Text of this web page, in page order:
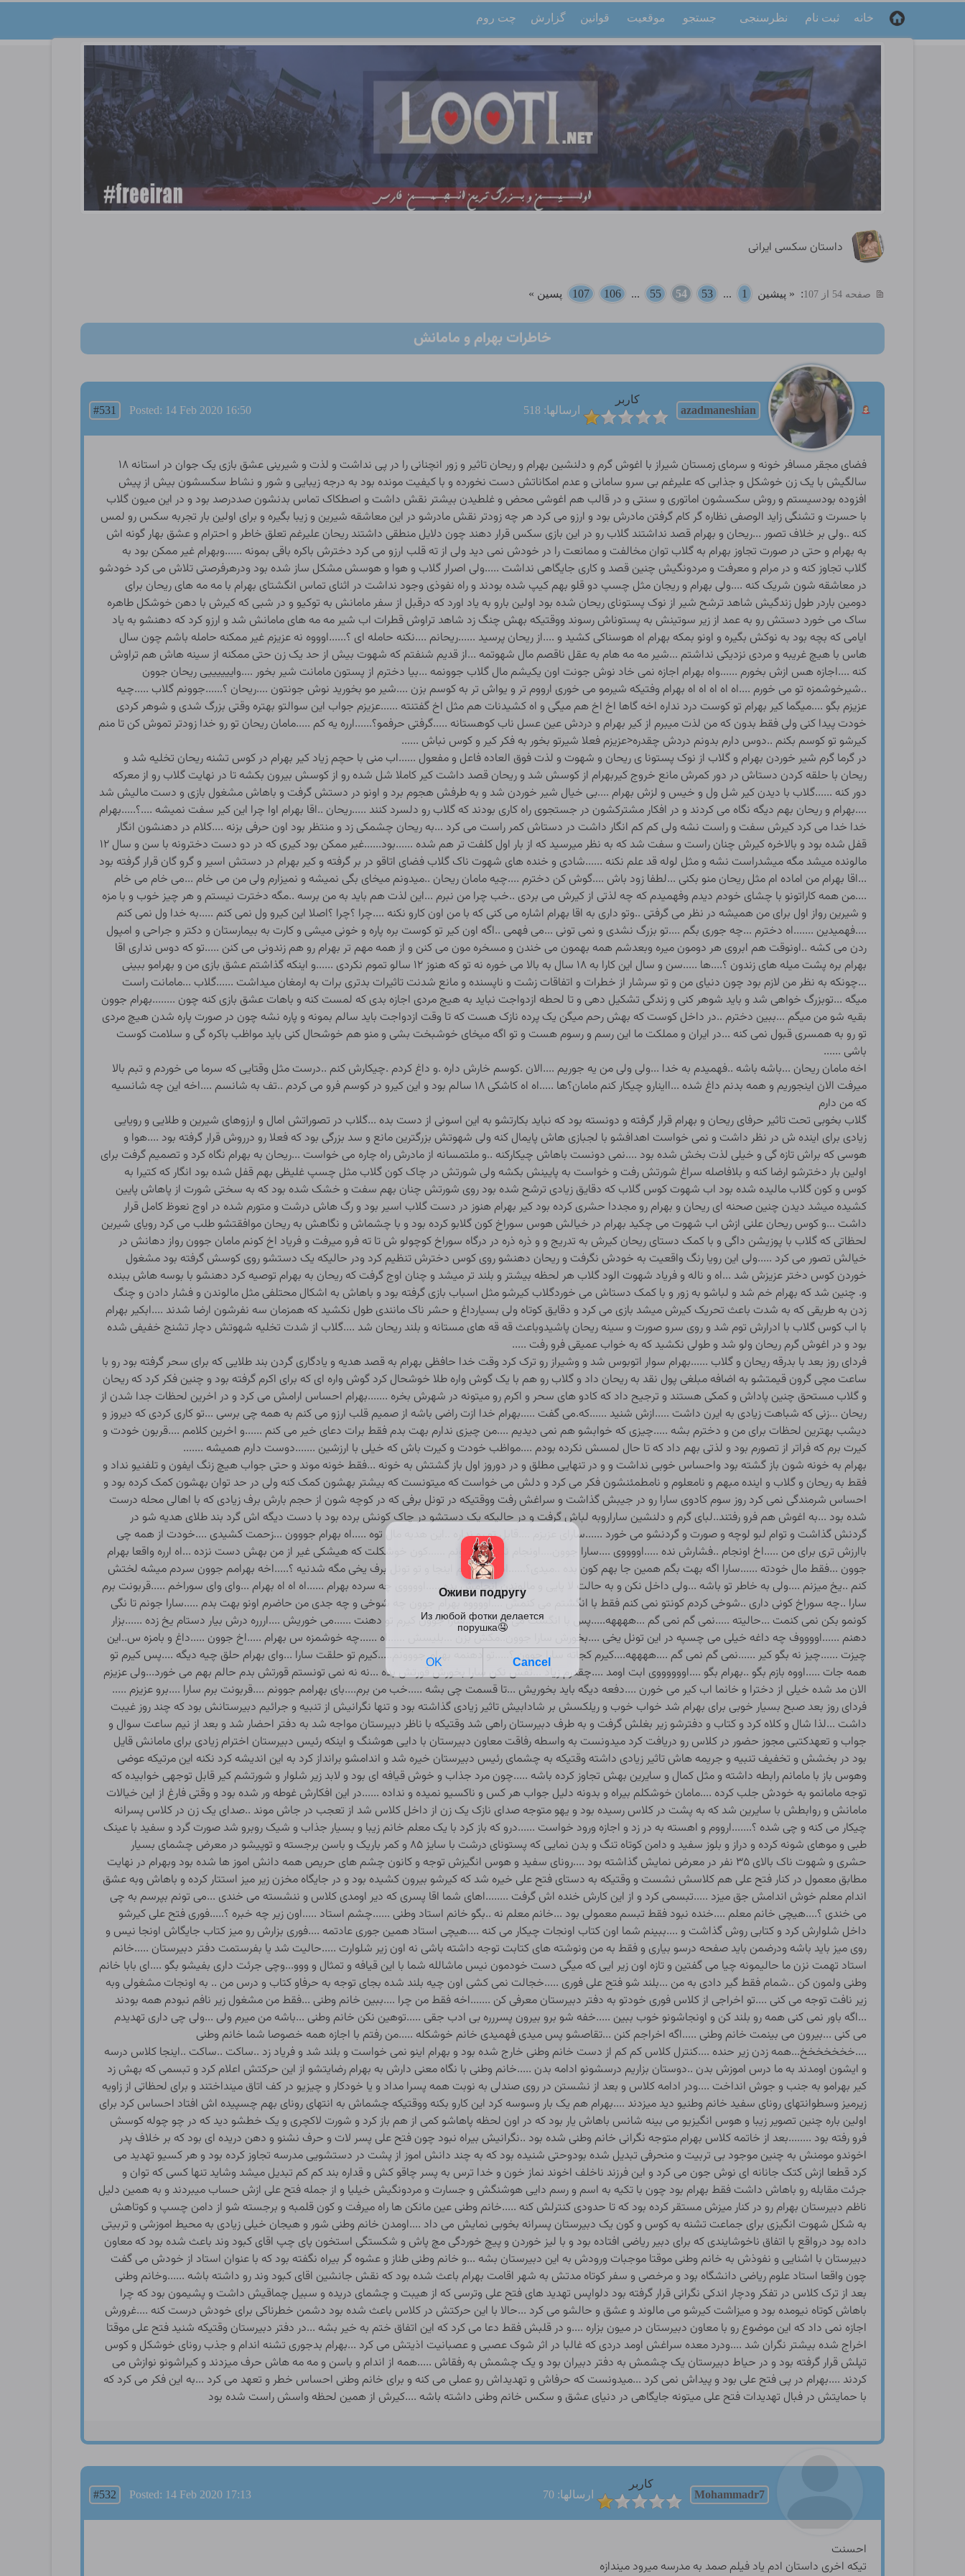
خانه ثبت نام نظرسنجی جستجو موقعیت قوانین گزارش چت روم
داستان سکسی ایرانی
صفحه 54 از 107 : « پیشین 1
...
53
54
55
...
106
107 پسین »
خاطرات بهرام و مامانش
azadmaneshian
کاربر
ارسالها: 518
#531 Posted: 14 Feb 2020 16:50
فضای مجقر مسافر خونه و سرمای زمستان شیراز با اغوش گرم و دلنشین بهرام و ریحان تاثیر و زور انچنانی را در پی نداشت و لذت و شیرینی عشق بازی یک جوان در استانه ۱۸
سالگیش با یک زن خوشکل و جذابی که علیرغم بی سرو سامانی و عدم امکاناتش دست نخورده و با کیفیت مونده بود به درجه زیبایی و شور و نشاط سکسشون بیش از پیش
افزوده بودسیستم و روش سکسشون اماتوری و سنتی و در قالب هم اغوشی محض و غلطیدن بیشتر نقش داشت و اصطکاک تماس بدنشون صددرصد بود و در این میون گلاب
با حسرت و تشنگی زاید الوصفی نظاره گر کام گرفتن مادرش بود و ارزو می کرد هر چه زودتر نقش مادرشو در این معاشقه شیرین و زیبا بگیره و برای اولین بار تجربه سکس رو لمس
کنه ..ولی بر خلاف تصور ...ریحان و بهرام قصد نداشتند گلاب رو در این بازی سکس قرار دهند چون دلایل منطقی داشتند ریحان علیرغم تعلق خاطر و احترام و عشق بهار گونه اش
به بهرام و حتی در صورت تجاوز بهرام به گلاب توان مخالفت و ممانعت را در خودش نمی دید ولی از ته قلب ارزو می کرد دخترش باکره باقی بمونه ......وبهرام غیر ممکن بود به
گلاب تجاوز کنه و در مرام و معرفت و مردونگیش چنین قصد و کاری جایگاهی نداشت .....ولی اصرار گلاب و هوا و هوسش مشکل ساز شده بود ودرهرفرصتی تلاش می کرد خودشو
در معاشقه شون شریک کنه ....ولی بهرام و ریجان مثل چسپ دو قلو بهم کیپ شده بودند و راه نفوذی وجود نداشت در اثنای تماس انگشتای بهرام با مه مه های ریحان برای
دومین باردر طول زندگیش شاهد ترشح شیر از نوک پستونای ریحان شده بود اولین بارو به یاد اورد که درقبل از سفر مامانش به توکیو و در شبی که کیرش با دهن خوشکل طاهره
ساک می خورد دستش رو به عمد از زیر سوتینش به پستوناش رسوند ووقتیکه بهش چنگ زد شاهد تراوش قطرات اب شیر مه مه های مامانش شد و ارزو کرد که دهنشو به یاد
ایامی که بچه بود به نوکش بگیره و اونو بمکه بهرام اه هوسناکی کشید و ....از ریحان پرسید ......ریحانم ....نکنه حامله ای ؟......اوووه نه عزیزم غیر ممکنه حامله باشم چون سال
هاس با هیچ غریبه و مردی نزدیکی نداشتم ...شیر مه مه هام به عقل ناقصم مال شهوتمه ...از قدیم شنفتم که شهوت بیش از حد یک زن حتی ممکنه از سینه هاش هم تراوش
کنه ....اجازه هس ازش بخورم ......واه بهرام اجازه نمی خاد نوش جونت اون یکیشم مال گلاب جوونمه ...بیا دخترم از پستون مامانت شیر بخور ....واییییییی ریحان جوون
..شیرخوشمزه تو می خورم ....اه اه اه اه اه بهرام وفتیکه شیرمو می خوری ارووم تر و یواش تر به کوسم بزن ....شیر مو بخورید نوش جونتون ....ریحان ؟......جوونم گلاب .....چیه
عزیزم بگو ....میگما کیر بهرام تو کوست درد نداره اخه گاها اخ اخ هم میگی و اه کشیدنات هم مثل اخ گفتنته ......عزیزم جواب این سوالتو بهتره وقتی بزرگ شدی و شوهر کردی
خودت پیدا کنی ولی فقط بدون که من لذت میبرم از کیر بهرام و دردش عین عسل ناب کوهستانه .....گرفتی حرفمو؟......ارره یه کم .....مامان ریحان تو رو خدا زودتر تموش کن تا منم
کیرشو تو کوسم بکنم ..دوس دارم بدونم دردش چقدره<عزیزم فعلا شیرتو بخور به فکر کیر و کوس نباش ......
در گرما گرم شیر خوردن بهرام و گلاب از نوک پستونا ی ریحان و شهوت و لذت فوق العاده فاعل و مفعول ......اب منی با حچم زیاد کیر بهرام در کوس تشنه ریحان تخلیه شد و
ریحان با حلقه کردن دستاش در دور کمرش مانع خروج کیربهرام از کوسش شد و ریحان قصد داشت کیر کاملا شل شده رو از کوسش بیرون بکشه تا در نهایت گلاب رو از معرکه
دور کنه ......گلاب با دیدن کیر شل ول و خیس و لزش بهرام ....بی خیال شیر خوردن شد و به طرفش هجوم برد و اونو در دستش گرفت و باهاش مشغول بازی و دست مالیش شد
....بهرام و ریحان بهم دیگه نگاه می کردند و در افکار مشترکشون در جستجوی راه کاری بودند که گلاب رو دلسرد کنند .....ریحان ..اقا بهرام اوا چرا این کیر سفت نمیشه ....؟.....بهرام
خدا خدا می کرد کیرش سفت و راست نشه ولی کم کم انگار داشت در دستاش کمر راست می کرد ...به ریحان چشمکی زد و منتظر بود اون حرفی بزنه ....کلام در دهنشون انگار
قفل شده بود و بالاخره کیرش چنان راست و سفت شد که به نظر میرسید که از بار اول کلفت تر هم شده ......بود......غیر ممکن بود کیری که در دو دست دخترونه با سن و سال ۱۲
مالونده میشد مگه میشدراست نشه و مثل لوله قد علم نکنه ......شادی و خنده های شهوت ناک گلاب فضای اتاقو در بر گرفته و کیر بهرام در دستش اسیر و گرو گان قرار گرفته بود
...اقا بهرام من اماده ام مثل ریحان منو بکنی ...لطفا زود باش ....گوش کن دخترم ....چیه مامان ریحان ..میدونم میخای بگی نمیشه و نمیزارم ولی من می خام ...می خام می خام
....من همه کاراتونو با چشای خودم دیدم وفهمیدم که چه لذتی از کیرش می بردی ..خب چرا من نبرم ...این لذت هم باید به من برسه ..مگه دخترت نیستم و هر چیز خوب و با مزه
و شیرین رواز اول برای من همیشه در نظر می گرفتی ..وتو داری به اقا بهرام اشاره می کنی که با من اون کارو نکنه ....چرا ؟چرا ؟اصلا این کیرو ول نمی کنم .....به خدا ول نمی کنم
....فهمیدین .......اه دخترم ...چه جوری بگم ....تو بزرگ نشدی و نمی تونی ...می فهمی ..اگه اون کیر تو کوست بره پاره و خونی میشی و کارت به بیمارستان و دکتر و جراحی و امپول
ردن می کشه ..اونوقت هم ابروی هر دومون میره وبعدشم همه بهمون می خندن و مسخره مون می کنن و از همه مهم تر بهرام رو هم زندونی می کنن .....تو که دوس نداری اقا
بهرام بره پشت میله های زندون ؟....ها .....سن و سال این کارا به ۱۸ سال به بالا می خوره نه تو که هنوز ۱۲ سالو تموم نکردی ......و اینکه گذاشتم عشق بازی من و بهرامو ببینی
...چونکه به نظر من لازم بود چون دنیای من و تو سرشار از خطرات و اتفاقات زشت و ناپسنده و مانع شدنت تاثیرات بدتری برات به ارمغان میداشت ......گلاب ...مامانت راست
میگه ...توبزرگ خواهی شد و باید شوهر کنی و زندگی تشکیل دهی و تا لحطه ازدواجت نباید به هیج مردی اجازه بدی که لمست کنه و باهات عشق بازی کنه چون ........بهرام جوون
بقیه شو من میگم ...ببین دخترم ..در داخل کوست که بهش رحم میگن یک پرده نازک هست که تا وقت ازدواجت باید سالم بمونه و پاره نشه چون در صورت پاره شدن هیچ مردی
تو رو به همسری قبول نمی کنه ...در ایران و مملکت ما این رسم و رسوم هست و تو اگه میخای خوشبخت بشی و منو هم خوشحال کنی باید مواظب باکره گی و سلامت کوست
باشی ......
اخه مامان ریحان ...باشه باشه ..فهمیدم به خدا ...ولی ولی من یه جوریم ....الان .کوسم خارش داره .و داغ کردم .چیکارش کنم ..درست مثل وقتایی که سرما می خوردم و تبم بالا
میرفت الان اینجوریم و همه بدنم داغ شده ...ااینارو چیکار کنم مامان؟ها .....اه اه کاشکی ۱۸ سالم بود و این کیرو در کوسم فرو می کردم ..تف به شانسم ....اخه این چه شانسیه
که من دارم
گلاب بخوبی تحت تاثیر حرفای ریحان و بهرام قرار گرفته و دونسته بود که نباید بکارتشو به این اسونی از دست بده ...گلاب در تصوراتش امال و ارزوهای شیرین و طلایی و رویایی
زیادی برای اینده ش در نظر داشت و نمی خواست اهدافشو با لجبازی هاش پایمال کنه ولی شهوتش بزرگترین مانع و سد بزرگی بود که فعلا رو درروش قرار گرفته بود ....هوا و
هوسی که براش تازه گی و خیلی لذت بخش شده بود ....نمی دونست باهاش چیکارکنه ..و ملتمسانه از مادرش راه چاره می خواست ...ریحان به بهرام نگاه کرد و تصمیم گرفت برای
اولین بار دخترشو ارضا کنه و بلافاصله سراغ شورتش رفت و خواست به پایینش بکشه ولی شورتش در چاک کون گلاب مثل چسپ غلیظی بهم قفل شده بود انگار که کتیرا به
کوس و کون گلاب مالیده شده بود اب شهوت کوس گلاب که دقایق زیادی ترشح شده بود روی شورتش چنان بهم سفت و خشک شده بود که به سختی شورت از پاهاش پایین
کشیده میشد دیدن چنین صحنه ای ریحان و بهرام رو مجددا حشری کرده بود کیر بهرام هنوز در دست گلاب اسیر بود و رگ هاش درشت و متورم شده در اوج نعوظ کامل قرار
داشت ...و کوس ریحان علنی ازش اب شهوت می چکید بهرام در خیالش هوس سوراخ کون گلابو کرده بود و با چشماش و نگاهش به ریحان موافقتشو طلب می کرد رویای شیرین
لحظاتی که گلاب با پوزیشن داگی و با کمک دستای ریحان کیرش به تدریج و و ذره ذره در درگاه سوراخ کوچولو ش تا ته فرو میرفت و فریاد اخ کونم مامان جوون رواز دهانش در
خیالش تصور می کرد .....ولی این رویا رنگ واقعیت به خودش نگرفت و ریحان دهنشو روی کوس دخترش تنظیم کرد ودر حالیکه یک دستشو روی کوسش گرفته بود مشغول
خوردن کوس دختر عزیزش شد ...اه و ناله و فریاد شهوت الود گلاب هر لحظه بیشتر و بلند تر میشد و چنان اوج گرفت که ریحان به بهرام توصیه کرد دهنشو با بوسه هاش ببنده
و. چنین شد که بهرام خم شد و لباشو به زور و با کمک دستاش می خوردگلاب کیرشو مثل اسباب بازی گرفته بود و باهاش به اشکال محتلفی مثل مالوندن و فشار دادن و چنگ
زدن به طریقی که به شدت باعث تحریک کیرش میشد بازی می کرد و دقایق کوتاه ولی بسیارداغ و حشر ناک مانندی طول نکشید که همزمان سه نفرشون ارضا شدند ....ابکیر بهرام
با اب کوس گلاب با ادرارش توم شد و روی سرو صورت و سینه ریحان پاشیدوباعث قه قه های مستانه و بلند ریحان شد ....گلاب از شدت تخلیه شهوتش دچار تشنج خفیفی شده
بود و در اغوش گرم ریحان ولو شد و طولی نکشید که به خواب عمیقی فرو رفت .....
فردای روز بعد با بدرقه ریحان و گلاب ......بهرام سوار اتوبوس شد و وشیراز رو ترک کرد وقت خدا حافظی بهرام به قصد هدیه و یادگاری گردن بند طلایی که برای سحر گرفته بود رو با
ساعت مچی گرون قیمتشو به اضافه مبلغی پول نقد به ریحان داد و گلاب رو هم با یک گوش واره طلا خوشحال کرد گوش واره ای که برای اکرم گرفته بود و چنین فکر کرد که ریحان
و گلاب مستحق چنین پاداش و کمکی هستند و ترجیح داد که کادو های سحر و اکرم رو میتونه در شهرش بخره .......بهرام احساس ارامش می کرد و در اخرین لحظات جدا شدن از
ریحان ...زنی که شباهت زیادی به ایرن داشت .....ازش شنید ......که.می گفت .....بهرام خدا ازت راضی باشه از صمیم قلب ارزو می کنم به همه چی برسی ...تو کاری کردی که دیروز و
دیشب بهترین لحظات برای من و دخترم بشه .....چیزی که خوابشو هم نمی دیدیم ....من چیزی ندارم بهت بدم فقط برات دعای خیر می کنم ......و اخرین کلامم ....قربون خودت و
کیرت برم که فراتر از تصورم بود و لذتی بهم داد که تا حال لمسش نکرده بودم ....مواظب خودت و کیرت باش که خیلی با ارزشین .......دوست دارم همیشه .......
بهرام به خونه شون باز گشته بود واحساس خوبی نداشت و و در تنهایی مطلق و در دوروز اول باز گشتش به خونه ...فقط خونه موند و حتی جواب هیچ زنگ ایفون و تلفنیو نداد و
فقط به ریحان و گلاب و اینده مبهم و نامعلوم و نامطمئنشون فکر می کرد و دلش می خواست که میتونست که بیشتر بهشون کمک کنه ولی در حد توان بهشون کمک کرده بود و
احساس شرمندگی نمی کرد روز سوم کادوی سارا رو در جیبش گذاشت و سراغش رفت ووقتیکه در تونل برفی که در کوچه شون از حجم بارش برف زیادی که با اهالی محله درست
شده بود ...به اغوش هم فرو رفتند..لبای گرم و دلنشین ساراروبه لباش گرفت و در حالیکه یک دستشو در چاک کونش برده بود با دست دیگه اش گرد بند طلای هدیه شو در
گردنش گذاشت و توام لبو لوچه و صورت و گردنشو می خورد ......سارای عزیزم ....قابل تو رو نداره ..این هدیه مال توه .....اه بهرام جووون ...زحمت کشیدی ....خودت از همه چی
باارزش تری برای من .....اخ اونجام ..فشارش نده .....اووووی ....سارا جوون....اونجام نگو ..بگو کونم ......کون خوشکلت که هیشکی غیر از من بهش دست نزده ...اه ارره واقعا بهرام
جوون ...فقط مال خودته ......سارا اگه بهت بگم همین جا بهم کون بده ..میدی؟......اه نمی دونم اینجا و تو تونل برف یخی مگه شدنیه ؟.....اخه بهرامم جوون سردم میشه لختش
کنم ..یخ میزنم ....ولی به خاطر تو باشه ...ولی داخل نکن و به حالت لا پایی و مالوندن انجامش بده .....اووووی چه سرده بهرام ......اه اه اه بهرام ...وای وای سوراخم .....قربونت برم
سارا ..چه سوراخ کونی داری ..شوخی کردم کونتو نمی کنم فقط با انگشتم می کنمش ....اووووه بهرام جوون چه شوخی و چه جدی من حاضرم اونو بهت بدم .....سارا جونم تا نگی
کونمو بکن نمی کنمت ...حالیته .....نمی گم نمی گم ...ههههه.....پس با انگشت می کنمت .....سارا جوون کیرم تو دهنت ......می خوریش ....اررره درش بیار دستام یخ زده ......بزار
دهنم ......اووووف چه داغه خیلی می چسپه در این تونل یخی ....بخورش سارا جوون..مکش بزن ...بلیسش ......اه ......چه خوشمزه س بهرام .....اخ جوون .....داغ و بامزه س..این
چیزت ......چیز نه بگو کیر ......نمی گم نمی گم ....ههههه....کیرم کجاته سارا جوون ؟.....تو دهنمه بهرام جووونم.....کیرم تو حلقت سارا ...وای بهرام حلق چیه دیگه ....پس کیرم تو
همه جات .....اووه بازم بگو ..بهرام بگو ....اووووووی ابت اومد ....چقدرم زیاد ...تفش نکن سارا بخورش قورتش بده ...نه نه نمی تونستم قورتش بدم حالم بهم می خورد...ولی عزیزم
الان مد شده خیلی از دخترا و خانما اب کیر می خورن ....دفعه دیگه باید بخوریش ...تا قسمت چی بشه .....خب من برم....بای بهرامم جوونم ....قربونت برم سارا ....برو عزیزم .....
فردای روز بعد صبح بسیار خوبی برای بهرام شد خواب خوب و ریلکسش بر شادابیش تاثیر زیادی گذاشته بود و تنها نگرانیش از تنبیه و جرائیم دبیرستانش بود که چند روز غیبت
داشت ...لذا شال و کلاه کرد و کتاب و دفترشو زیر بغلش گرفت و به طرف دبیرستان راهی شد وقتیکه با ناظر دبیرستان مواجه شد به دفتر احضار شد و بعد از نیم ساعت سوال و
جواب و تعهدکتبی مجوز حضور در کلاس رو دریافت کرد میدونست به واسطه رفاقت معاون دبیرستان با دایی هوشنگ و اینکه رئیس دبیرستان اخترام زیادی برای مامانش قایل
بود در بخشش و تخفیف تنبیه و جریمه هاش تاثیر زیادی داشته وقتیکه به چشمای رئیس دبیرستان خیره شد و اندامشو برانداز کرد به این اندیشه کرد نکنه این مرتیکه عوضی
وهوس باز با مامانم رابطه داشته و مثل کمال و سایرین بهش تجاوز کرده باشه .....چون مرد جذاب و خوش قیافه ای بود و لابد زیر شلوار و شورتشم کیر قابل توجهی خوابیده که
توجه مامانمو به خودش جلب کرده ....مامان خوشکلم بیراه و بدونه دلیل جواب هر کس و ناکسیو نمیده و نداده ......در این افکارش غوطه ور شده بود و وقتی فارغ از این خیالات
مامانش و روابطش با سایرین شد که به پشت در کلاس رسیده بود و یهو متوجه صدای نازک یک زن از داخل کلاس شد از تعجب در جاش موند ..صدای یک زن در کلاس پسرانه
چیکار می کنه و چی شده ؟.......ارووم و اهسته به در زد و اجازه ورود خواست ......درو که باز کرد با یک معلم خانم زیبا و بسیار جذاب و شیک روبرو شد صورت گرد و سفید با عینک
طبی و موهای شونه کرده و دراز و بلوز سفید و دامن کوتاه تنگ و بدن نمایی که پستونای درشت با سایز ۸۵ و کمر باریک و باسن برجسته و توپیشو در معرض چشمای بسیار
حشری و شهوت ناک بالای ۳۵ نفر در معرض نمایش گذاشته بود ....رونای سفید و هوس انگیزش توجه و کانون چشم های حریص همه دانش اموز ها شده بود وبهرام در نهایت
مطابق معمول در کنار فتح علی هم کلاسش نشست و وقتیکه به دستای فتح علی خیره شد که کیرشو بیرون کشیده بود و در جایگاه مخزن زیر میز استتار کرده و باهاش وبه عشق
اندام معلم خوش اندامش جق میزد .....تبسمی کرد و از این کارش خنده اش گرفت ........اهای شما اقا پسری که دیر اومدی کلاس و ننشسته می خندی ...می تونم بپرسم به چی
می خندی ؟....هیچی خانم معلم ....خنده نبود فقط تبسم معمولی بود ...خانم معلم نه ..بگو خانم استاد وطنی ......چشم استاد .....اون زیر چه خبره ؟.....فوری فتح علی کیرشو
داخل شلوارش کرد و کتابی روش گذاشت و ....ببینم شما اون کتاب اونجات چیکار می کنه ....هیچی استاد همین جوری عادتمه ....فوری بزارش رو میز کتاب جایگاش اونجا نیس و
روی میز باید باشه ودرضمن باید صفحه درسو بیاری و فقط به من ونوشته های کتابت توجه داشته باشی نه اون زیر شلوارت .....حالیت شد یا بفرستمت دفتر دبیرستان .....خانم
استاد تهمت نزن ما حالیمونه چیا می گفتین و تازه اون زیر ایی که میگی دست خودمون نیس ماشالله شما با این قیافه و تمثال و ووو...وچی جرئت داری بفیشو بگو ....ای بابا خانم
وطنی ولمون کن ..شمام فقط گیر دادی به من ...بلند شو فتح علی فوری .....خجالت نمی کشی اون چیه بلند شده بجای توجه به حرفاو کتاب و درس من .. به اونجات مشغولی وبه
زیر نافت توجه می کنی ....تو اخراجی از کلاس فوری خودتو به دفتر دبیرستان معرفی کن .......اخه فقط من چرا ....ببین خانم وطنی ...فقط من مشغول زیر نافم نبودم همه بودند
...اگه باور نمی کنی همه رو بلند کن و اونجاشونو خوب ببین .....خفه شو برو بیرون پسررره بی ادب جقی .....توهین نکن خانم وطنی ...باشه من میرم ولی ...ولی چی داری تهدیدم
می کنی ...بیرون می بینمت خانم وطنی .....اگه اخراجم کنن ...تقاصشو پس میدی فهمیدی خانم خوشکله .....من رفتم با اجازه همه خصوصا شما خانم وطنی
....خخخخخخخ...همه زدن زیر حنده ....کنترل کلاس کم کم از دست خانم وطنی خارج شده بود و بهرام اینو نمی خواست و بلند شد و فریاد زد ..ساکت ..ساکت ..اینجا کلاس درسه
و ایشون اومدند به ما درس اموزش بدن ..دوستان بزاریم درسشونو ادامه بدن .....خانم وطنی با نگاه معنی دارش به بهرام رضایتشو از این حرکتش اعلام کرد و تبسمی که بهش زد
کیر بهرامو به جنب و جوش انداخت ....ودر ادامه کلاس و بعد از نشستن در روی صندلی به نوبت همه پسرا مداد و یا خودکار و چیزیو در کف اتاق مینداختند و برای لحظاتی از زاویه
زیرمیز وسطوانتهای رونای سفید خانم وطنیو دید میزدند ....بهرام هم یک بار وسوسه کرد این کارو بکنه ووقتیکه چشماش به انتهای رونای بهم چسپیده اش افتاد احساس کرد برای
اولین باره چنین تصویر زیبا و هوس انگیزیو می بینه شانس باهاش یار بود که در اون لحظه پاهاشو کمی از هم باز کرد و شورت لاکچری و یک خطشو دید که در چو چوله کوسش
فرو رفته بود ........بعد از خاتمه کلاس بهرام متوجه نگرانی خانم وطنی شده بود ..نگرانیش بیراه نبود چون فتح علی پسر لات و حرف نشنو و دهن دریده ای بود که بر خلاف پدر
اخوندو مومنش به چنین موجود بی تربیت و منحرفی تبدیل شده بودوحتی شنیده بود که به چند دانش اموز از پشت در دستشویی مدرسه تجاوز کرده بود و هر کسیو تهدید می
کرد قطعا ازش کتک جانانه ای نوش جون می کرد و این فرزند ناخلف اخوند نماز خون و خدا ترس به پسر چاقو کش و قداره بند کم کم تبدیل میشد وشاید تنها کسی که توان و
جرئت مقابله رو باهاش داشت فقط بهرام بود چون با تکیه به اسم و رسم دایی هوشنگش و جسارت و مردونگیش خیلیا و از جمله فتح علی ازش حساب میبردند و به همین دلیل
ناظم دبیرستان بهرام رو در کنار میزش مستقر کرده بود که تا حدودی کنترلش کنه .....خانم وطنی عین مانکن ها راه میرفت و کون قلمبه و برجسته شو از دامن چسپ و کوتاهش
به شکل شهوت انگیزی برای جماعت تشنه به کوس و کون یک دبیرستان پسرانه بخوبی نمایش می داد ....اومدن خانم وطنی شور و هیجان خیلی زیادی به محیط اموزشی و تربیتی
داده بود درواقع با اتفاق ناخوشایندی که برای دبیر ریاضی افتاده بود و با لیز خوردن و پیچ خوردگی مچ پاش و شکستگی استخون پای چپ اقای کبود وند باعث شده بود که معاون
دبیرستان با اشنایی و نفوذش به خانم وطنی موقتا موجبات ورودش به این دبیرستان بشه ...و خانم وطنی طناز و عشوه گر بیراه نگفته بود که با عنوان استاد از خودش می گفت
چون واقعا استاد علوم ریاضی دانشگاه بود و مرخصی و سفر کوتاه مدتش به شهر اقامت بهرام باعث شده بود که نقش جانشین اقای کبود وند رو داشته باشه ......وخانم وطنی
بعد از ترک کلاس در تفکر ودچار اندکی نگرانی قرار گرفته بود دلواپس تهدید های فتح علی وترسی که از هیبت و چشمای دریده و سبیل چماقیش داشت و پشیمون بود که چرا
باهاش کوتاه نیومده بود و میزاشت کیرشو می مالوند و عشق و حالشو می کرد ...حالا با این حرکتش در کلاس باعث شده بود دشمن خطرناکی برای خودش درست کنه ....غرورش
اجازه نمی داد که این موضوع رو با معاون دبیرستان در میون بزاره ....و در قلبش فقط دعا می کرد که این اتفاق ختم به خیر بشه ...در دفتر دبیرستان وقتیکه شنید فتح علی موقتا
اخراج شده بیشتر نگران شد ....ودرد معده سراغش اومد دردی که غالبا در اثر شوک عصبی و عصبانیت اذیتش می کرد ...بهرام بدجوری تشنه اندام و جذب رونای خوشکل و کوس
تپلش قرار گرفته بود و در حیاط دبیرستان یک چشمش به دفتر دبیران بود و یک چشمش به رفقاش .....همه از اندام و باسن و مه مه هاش حرف میزدند و کیراشونو نوازش می
کردند ....بهرام در پی فتح علی بود و پیداش نمی کرد ...میدونست که حرفاش و تهدیداش رو عملی می کنه و برای خانم وطنی احساس خطر و تعهد می کرد ...به این فکر می کرد که
با حمایتش در فبال تهدیدات فتح علی میتونه جایگاهی در دنیای عشق و سکس خانم وطنی داشته باشه ....کیرش از همین لحظه واسش راست شده بود
Mohammadr7
کاربر
ارسالها: 70
#532 Posted: 14 Feb 2020 17:13
احسنت
تیکه اخری داستان ادم یاد فیلم صمد به مدرسه میرود میندازه